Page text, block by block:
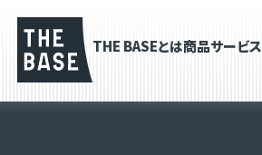
THE BASEとは商品サービス